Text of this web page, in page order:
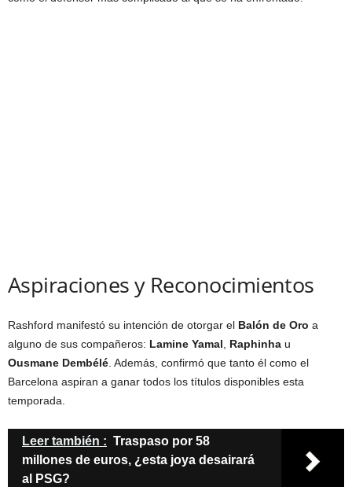
Aspiraciones y Reconocimientos
Rashford manifestó su intención de otorgar el Balón de Oro a
alguno de sus compañeros: Lamine Yamal Raphinha u
Ousmane Dembélé . Además, confirmó que tanto él como el
Barcelona aspiran a ganar todos los títulos disponibles esta
temporada.
Leer también : Traspaso por 58
millones de euros, ¿esta joya desairará
al PSG?